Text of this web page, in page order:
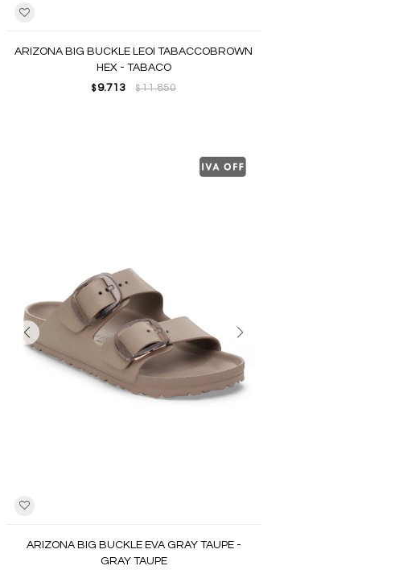
ARIZONA BIG BUCKLE LEOI TABACCOBROWN
HEX - TABACO
$ 9.713 $11.850
ARIZONA BIG BUCKLE EVA GRAY TAUPE -
GRAY TAUPE